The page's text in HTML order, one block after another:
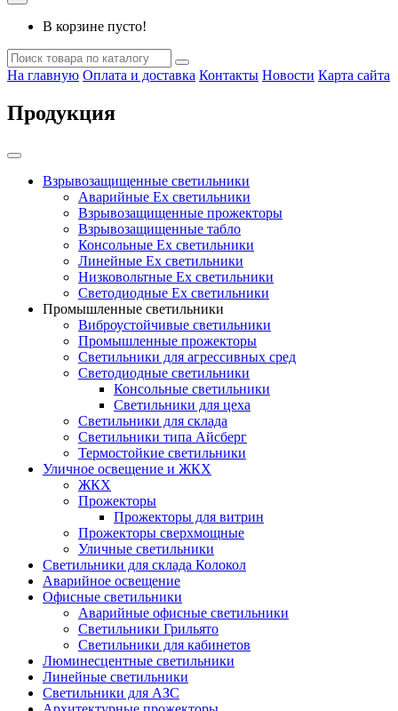
В корзине пусто!
На главную Оплата и доставка Контакты Новости Карта сайта
Продукция
Взрывозащищенные светильники
Аварийные Ex светильники
Взрывозащищенные прожекторы
Взрывозащищенные табло
Консольные Ех светильники
Линейные Ex светильники
Низковольтные Ex светильники
Светодиодные Ex светильники
Промышленные светильники
Виброустойчивые светильники
Промышленные прожекторы
Светильники для агрессивных сред
Светодиодные светильники
Консольные светильники
Светильники для цеха
Светильники для склада
Светильники типа Айсберг
Термостойкие светильники
Уличное освещение и ЖКХ
ЖКХ
Прожекторы
Прожекторы для витрин
Прожекторы сверхмощные
Уличные светильники
Светильники для склада Колокол
Аварийное освещение
Офисные светильники
Аварийные офисные светильники
Светильники Грильято
Светильники для кабинетов
Люминесцентные светильники
Линейные светильники
Светильники для АЗС